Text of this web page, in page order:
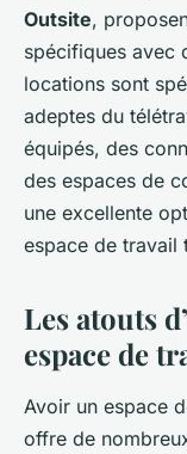
Outsite,
spécifiques avec
locations sont
adeptes du
équipés, des
des espaces de
une excellente
espace de travail
Les atouts
espace de
Avoir un espace
offre de